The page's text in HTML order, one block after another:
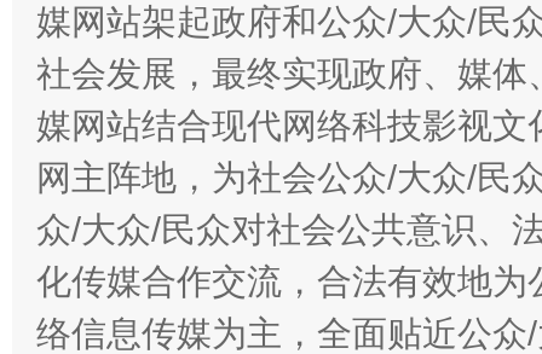
揭开“小金库”的免责幌子
媒网站架起政府和公众/大众/民
社会发展，最终实现政府、媒
媒网站结合现代网络科技影视
网主阵地，为社会公众/大众/民
众/大众/民众对社会公共意识、
化传媒合作交流，合法有效地
络信息传媒为主，全面贴近公